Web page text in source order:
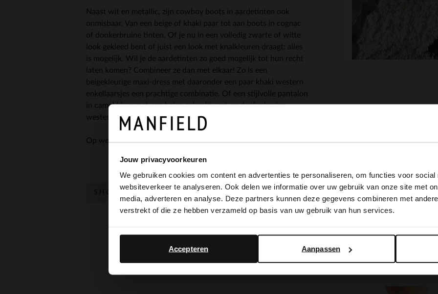
Jouw privacyvoorkeuren
We gebruiken cookies om content en advertenties te personaliseren, om functies voor social
websiteverkeer te analyseren. Ook delen we informatie over uw gebruik van onze site met
media, adverteren en analyse. Deze partners kunnen deze gegevens combineren met
verstrekt of die ze hebben verzameld op basis van uw gebruik van hun services.
Aanpassen
Accepteren
Naast wit en metallic, zijn cowboy boots in aardetinten ook
onmisbaar. Van een beige of khaki paar tot aan boots in cognac
of donkerbruine tinten. Of je nu in een volledig zwarte of witte
look gekleed bent of juist een look met knalkleuren draagt: alles
is mogelijk. Wil je de aardetinten zo goed mogelijk tot hun recht
laten komen? Combineer ze dan met elkaar! Zo is een
beigekleurige maxi-dress met daaronder een paar khaki western
enkellaarsjes een prachtige combinatie. Of een stijlvolle pantalon
in camel kleur met een beige gehaakt vest en donkerbruine
western boots. Met aardetinten kun je eindeloos blijven variëren.
Op welke western enkellaarsjes heb jij je oog laten vallen?
It looks like your language isn't Dutch. Would you like to